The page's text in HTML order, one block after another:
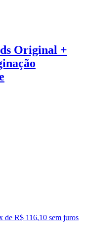
Original +
de R$ 116,10 sem juros